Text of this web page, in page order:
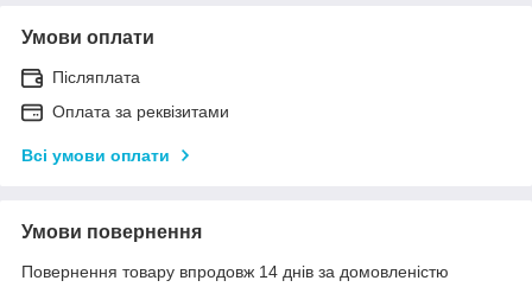
Умови оплати
Післяплата
Оплата за реквізитами
Всі умови оплати
Умови повернення
Повернення товару впродовж 14 днів за домовленістю